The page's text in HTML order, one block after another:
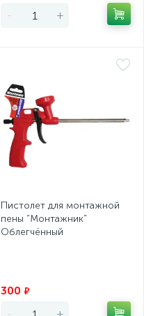
- +
Пистолет для монтажной
пены “Монтажник”
Облегчённый
300 ₽